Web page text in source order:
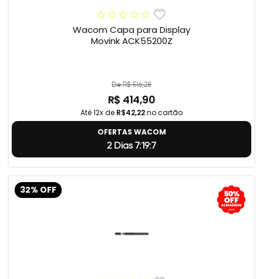
Wacom Capa para Display
Movink ACK55200Z
De R$ 516,28
R$ 414,90
Até 12x de R$42,22no cartão
OFERTAS WACOM
2 Dias 7:19:5
32% OFF